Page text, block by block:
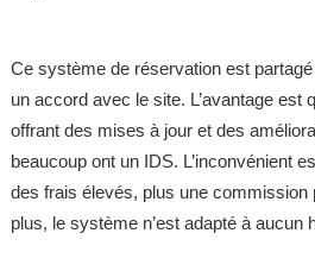
Ce système de réservation est
un accord avec le site. L’avantage est
offrant des mises à jour et des
beaucoup ont un IDS. L’inconvénient
des frais élevés, plus une commission
plus, le système n’est adapté à aucun